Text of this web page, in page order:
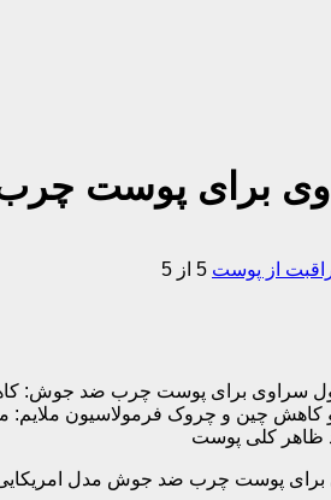
برای پوست
از پوست 5 از 5
سراوی برای پوست چرب ضد جوش:
چین و چروک فرمولاسیون
ظاهر کلی پوست
برای پوست چرب ضد جوش مدل